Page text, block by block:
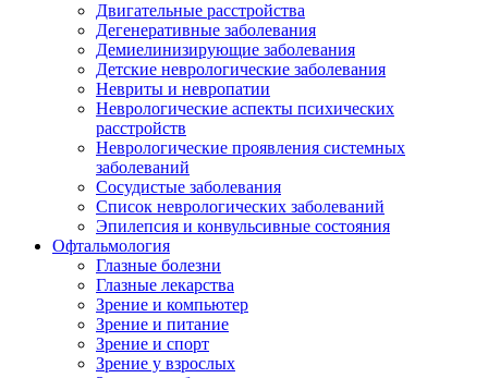
Двигательные расстройства
Дегенеративные заболевания
Демиелинизирующие заболевания
Детские неврологические заболевания
Невриты и невропатии
Неврологические аспекты психических
расстройств
Неврологические проявления системных
заболеваний
Сосудистые заболевания
Список неврологических заболеваний
Эпилепсия и конвульсивные состояния
Офтальмология
Глазные болезни
Глазные лекарства
Зрение и компьютер
Зрение и питание
Зрение и спорт
Зрение у взрослых